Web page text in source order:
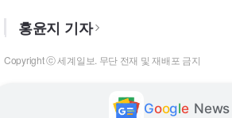
홍윤지 기자
Copyright ⓒ 세계일보. 무단 전재 및 재배포 금지
Google News